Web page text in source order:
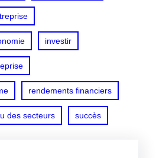
investir
rendements financiers
des secteurs succès